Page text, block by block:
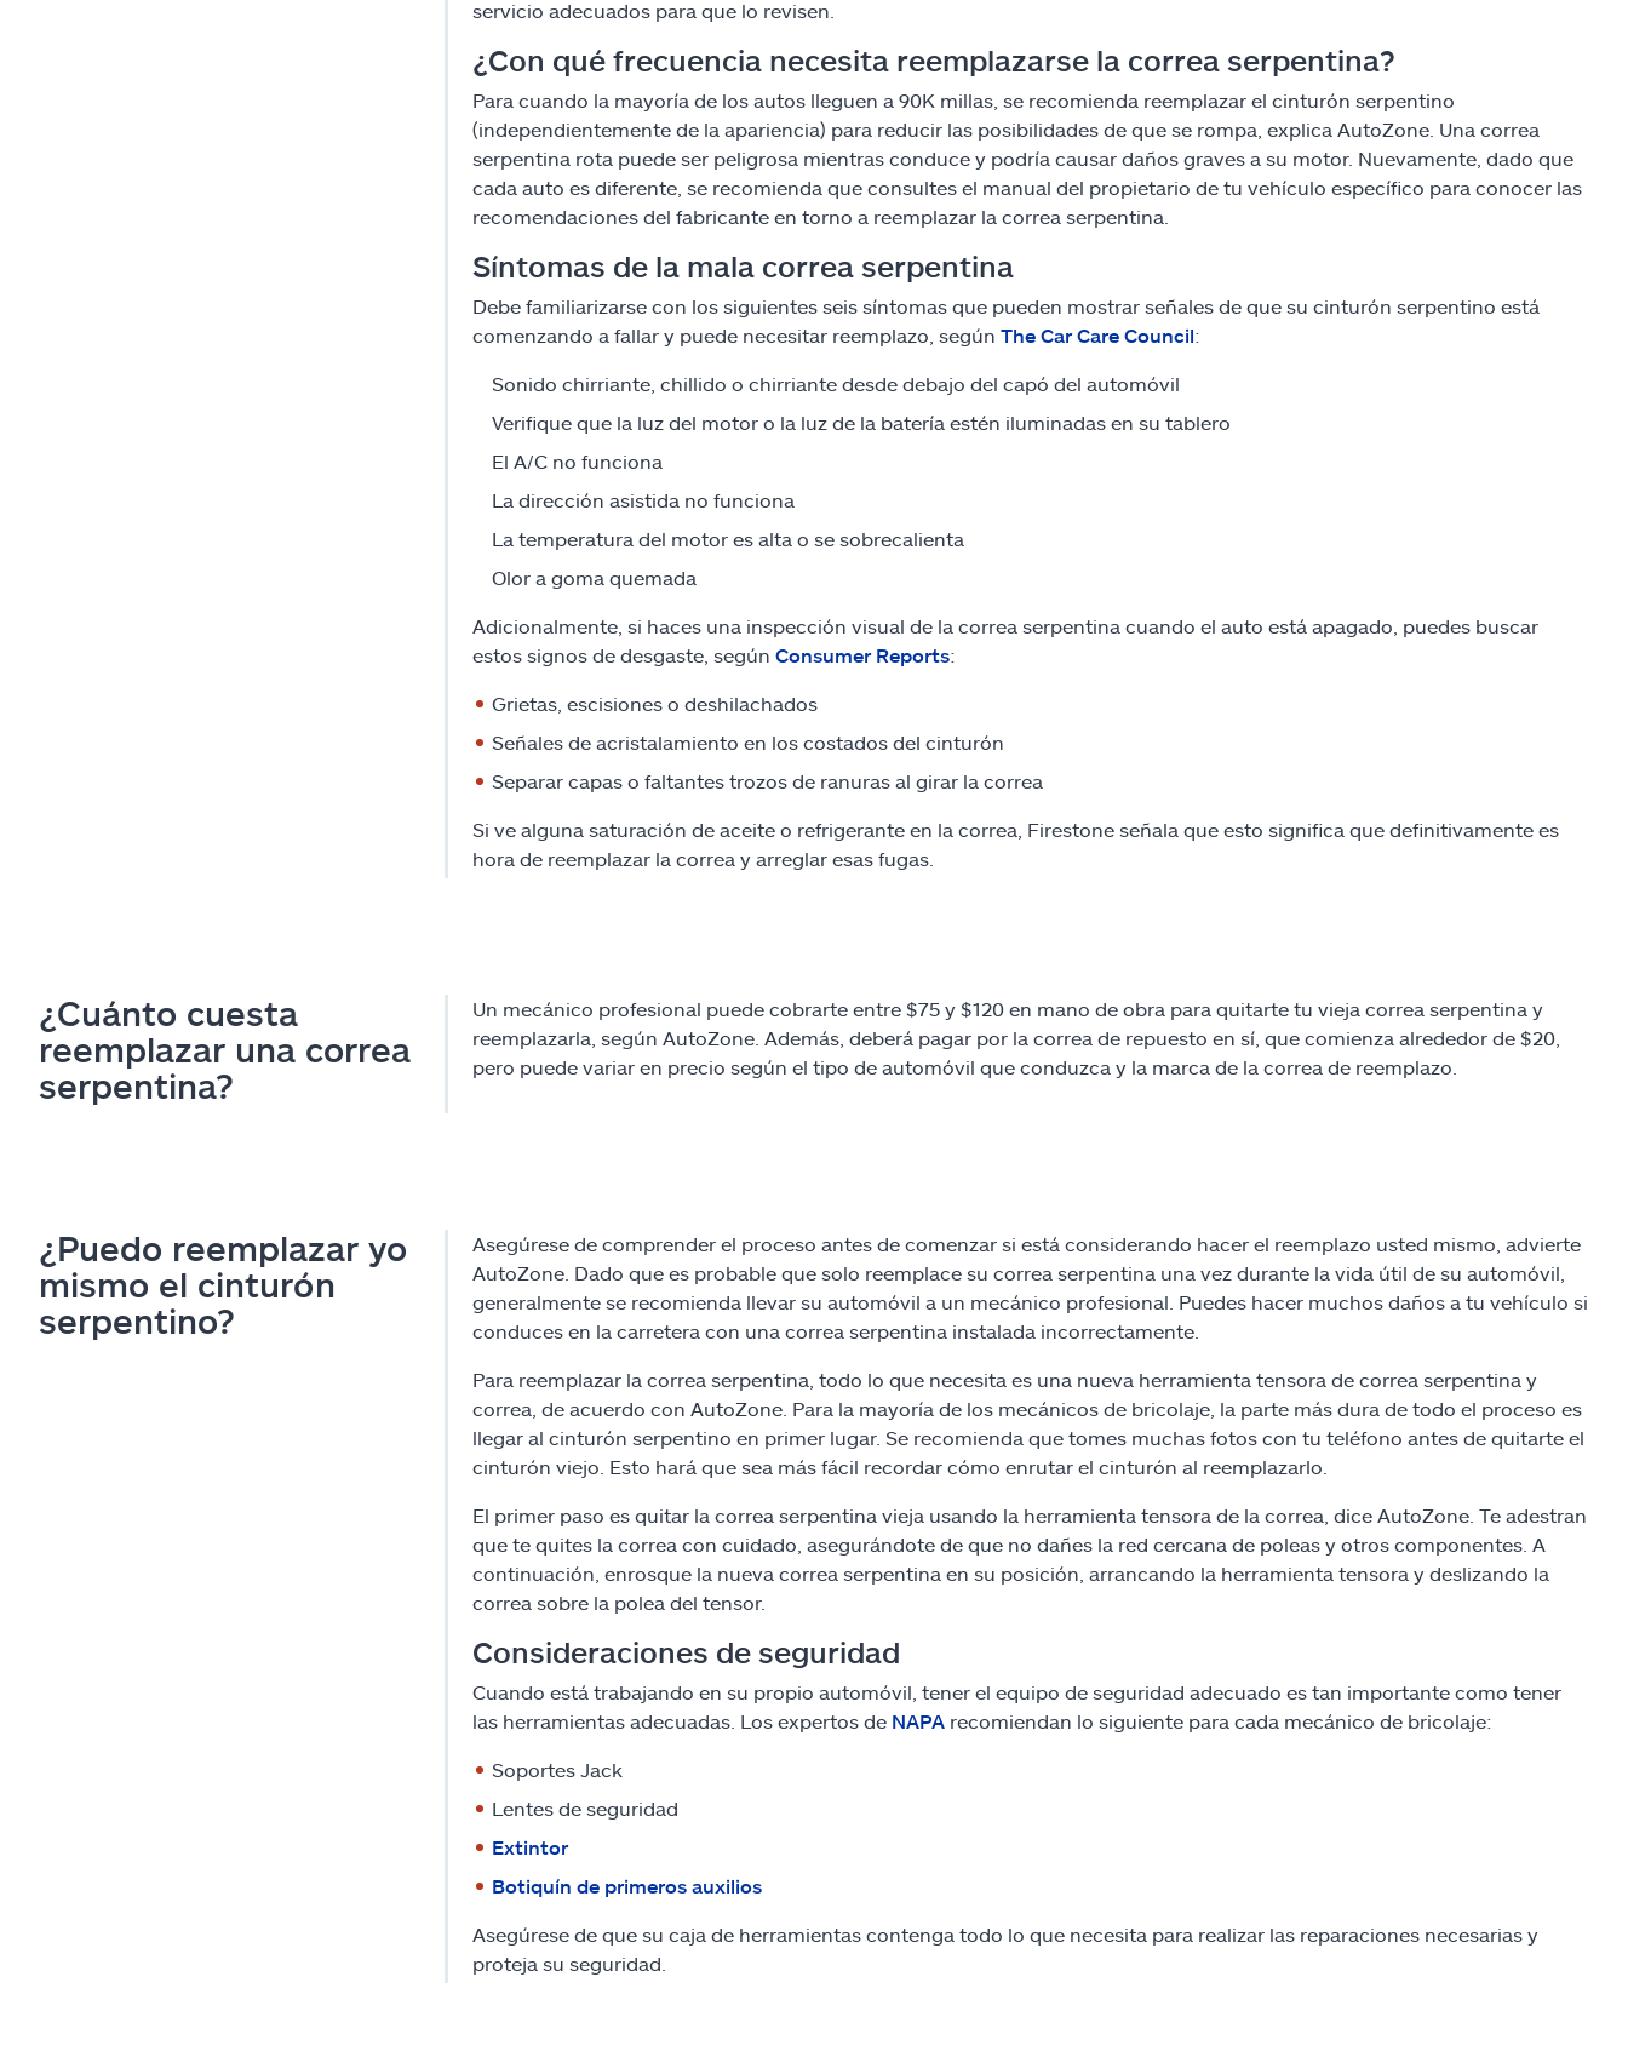
servicio adecuados para que lo revisen.
¿Con qué frecuencia necesita reemplazarse la correa serpentina?
Para cuando la mayoría de los autos lleguen a 90K millas, se recomienda reemplazar el cinturón serpentino
(independientemente de la apariencia) para reducir las posibilidades de que se rompa, explica AutoZone. Una correa
serpentina rota puede ser peligrosa mientras conduce y podría causar daños graves a su motor. Nuevamente, dado que
cada auto es diferente, se recomienda que consultes el manual del propietario de tu vehículo específico para conocer las
recomendaciones del fabricante en torno a reemplazar la correa serpentina.
Síntomas de la mala correa serpentina
Debe familiarizarse con los siguientes seis síntomas que pueden mostrar señales de que su cinturón serpentino está
comenzando a fallar y puede necesitar reemplazo, según The Car Care Council:
Sonido chirriante, chillido o chirriante desde debajo del capó del automóvil
Verifique que la luz del motor o la luz de la batería estén iluminadas en su tablero
El A/C no funciona
La dirección asistida no funciona
La temperatura del motor es alta o se sobrecalienta
Olor a goma quemada
Adicionalmente, si haces una inspección visual de la correa serpentina cuando el auto está apagado, puedes buscar
estos signos de desgaste, según Consumer Reports:
Grietas, escisiones o deshilachados
Señales de acristalamiento en los costados del cinturón
Separar capas o faltantes trozos de ranuras al girar la correa
Si ve alguna saturación de aceite o refrigerante en la correa, Firestone señala que esto significa que definitivamente es
hora de reemplazar la correa y arreglar esas fugas.
¿Cuánto cuesta
reemplazar una correa
serpentina?
Un mecánico profesional puede cobrarte entre $75 y $120 en mano de obra para quitarte tu vieja correa serpentina y
reemplazarla, según AutoZone. Además, deberá pagar por la correa de repuesto en sí, que comienza alrededor de $20,
pero puede variar en precio según el tipo de automóvil que conduzca y la marca de la correa de reemplazo.
¿Puedo reemplazar yo
mismo el cinturón
serpentino?
Asegúrese de comprender el proceso antes de comenzar si está considerando hacer el reemplazo usted mismo, advierte
AutoZone. Dado que es probable que solo reemplace su correa serpentina una vez durante la vida útil de su automóvil,
generalmente se recomienda llevar su automóvil a un mecánico profesional. Puedes hacer muchos daños a tu vehículo si
conduces en la carretera con una correa serpentina instalada incorrectamente.
Para reemplazar la correa serpentina, todo lo que necesita es una nueva herramienta tensora de correa serpentina y
correa, de acuerdo con AutoZone. Para la mayoría de los mecánicos de bricolaje, la parte más dura de todo el proceso es
llegar al cinturón serpentino en primer lugar. Se recomienda que tomes muchas fotos con tu teléfono antes de quitarte el
cinturón viejo. Esto hará que sea más fácil recordar cómo enrutar el cinturón al reemplazarlo.
El primer paso es quitar la correa serpentina vieja usando la herramienta tensora de la correa, dice AutoZone. Te adestran
que te quites la correa con cuidado, asegurándote de que no dañes la red cercana de poleas y otros componentes. A
continuación, enrosque la nueva correa serpentina en su posición, arrancando la herramienta tensora y deslizando la
correa sobre la polea del tensor.
Consideraciones de seguridad
Cuando está trabajando en su propio automóvil, tener el equipo de seguridad adecuado es tan importante como tener
las herramientas adecuadas. Los expertos de NAPArecomiendan lo siguiente para cada mecánico de bricolaje:
Soportes Jack
Lentes de seguridad
Extintor
Botiquín de primeros auxilios
Asegúrese de que su caja de herramientas contenga todo lo que necesita para realizar las reparaciones necesarias y
proteja su seguridad.